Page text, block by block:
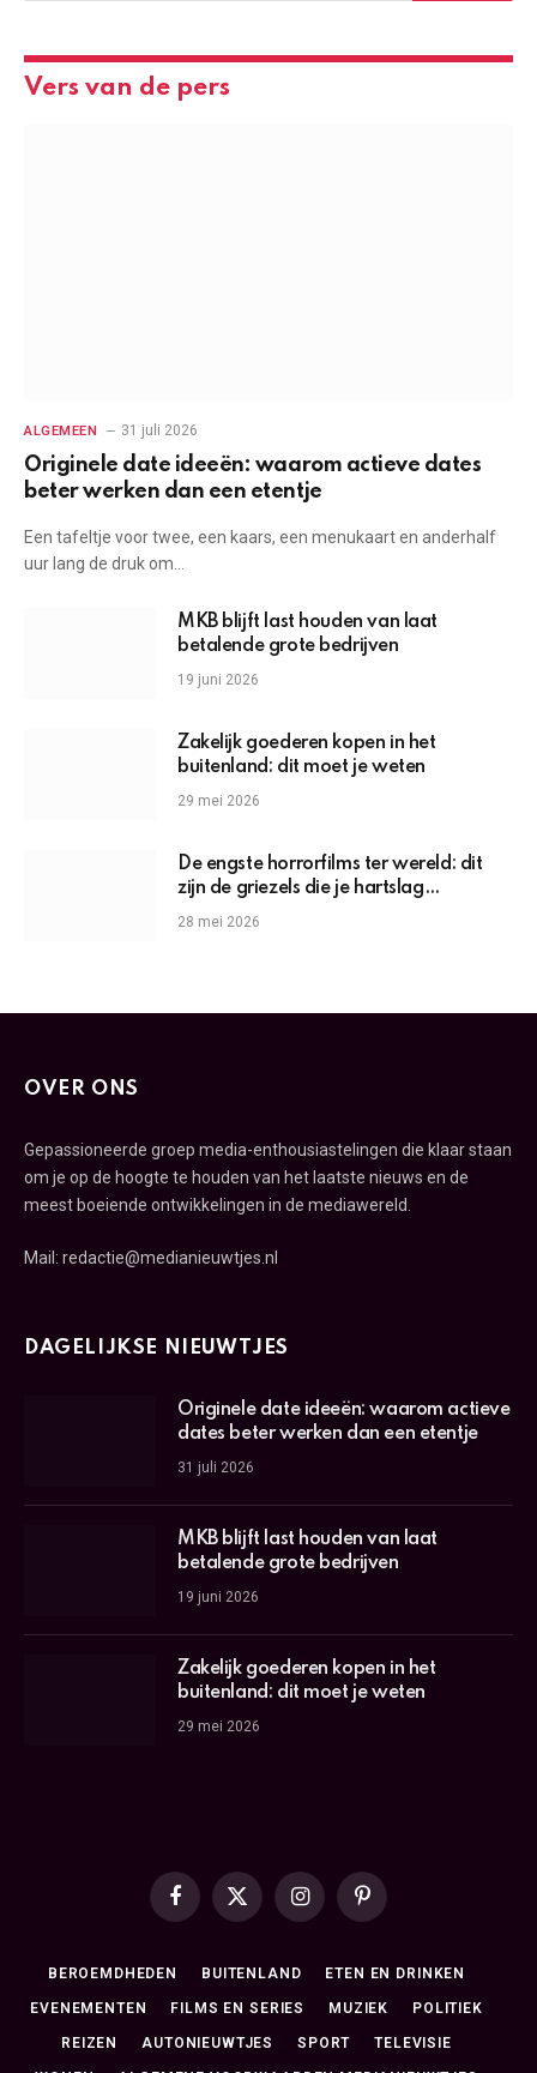
Vers van de pers
ALGEMEEN 31 juli 2026
Originele date ideeën: waarom actieve dates
beter werken dan een etentje
Een tafeltje voor twee, een kaars, een menukaart en anderhalf
uur lang de druk om…
MKB blijft last houden van laat
betalende grote bedrijven
19 juni 2026
Zakelijk goederen kopen in het
buitenland: dit moet je weten
29 mei 2026
De engste horrorfilms ter wereld: dit
zijn de griezels die je hartslag
omhoogjagen
28 mei 2026
OVER ONS
Gepassioneerde groep media-enthousiastelingen die klaar staan
om je op de hoogte te houden van het laatste nieuws en de
meest boeiende ontwikkelingen in de mediawereld.
Mail: redactie@medianieuwtjes.nl
DAGELIJKSE NIEUWTJES
Originele date ideeën: waarom actieve
dates beter werken dan een etentje
31 juli 2026
MKB blijft last houden van laat
betalende grote bedrijven
19 juni 2026
Zakelijk goederen kopen in het
buitenland: dit moet je weten
29 mei 2026
Facebook
X
InstagramPinterest
BEROEMDHEDEN BUITENLAND ETEN EN DRINKEN
EVENEMENTEN FILMS EN SERIES MUZIEK POLITIEK
REIZEN AUTONIEUWTJES SPORT TELEVISIE